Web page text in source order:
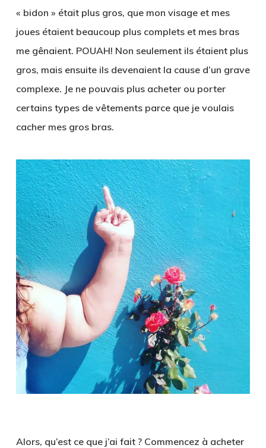
« bidon » était plus gros, que mon visage et mes
joues étaient beaucoup plus complets et mes bras
me gênaient. POUAH! Non seulement ils étaient plus
gros, mais ensuite ils devenaient la cause d’un grave
complexe. Je ne pouvais plus acheter ou porter
certains types de vêtements parce que je voulais
cacher mes gros bras.
Alors, qu’est ce que j’ai fait ? Commencez à acheter